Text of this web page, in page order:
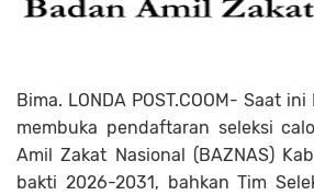
Bima. LONDA POST.COOM- Saat
membuka pendaftaran seleksi
Amil Zakat Nasional (BAZNAS)
bakti 2026-2031, bahkan Tim